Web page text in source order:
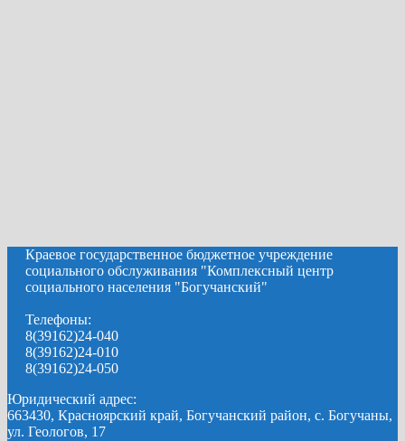
Краевое государственное бюджетное учреждение
социального обслуживания "Комплексный центр
социального населения "Богучанский"
Телефоны:
8(39162)24-040
8(39162)24-010
8(39162)24-050
Юридический адрес:
663430, Красноярский край, Богучанский район, с. Богучаны,
ул. Геологов, 17